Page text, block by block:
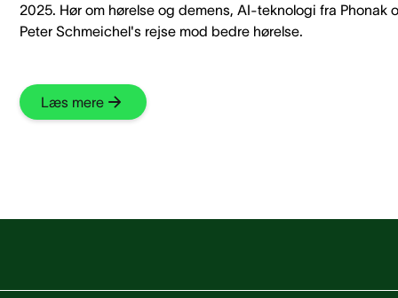
2025. Hør om hørelse og demens, AI-teknologi fra Phonak
Peter Schmeichel's rejse mod bedre hørelse.
Læs mere